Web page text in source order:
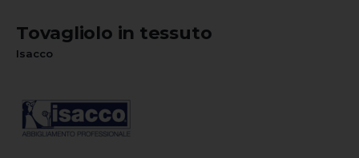
Tovagliolo in tessuto
Isacco